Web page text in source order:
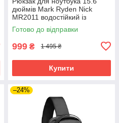
дюймів Mark Ryden Nick
MR2011 водостійкий із
зовнішніми кишенями
(Чорний)
Готово до відправки
999 ₴ 1 495 ₴
Купити
–24%